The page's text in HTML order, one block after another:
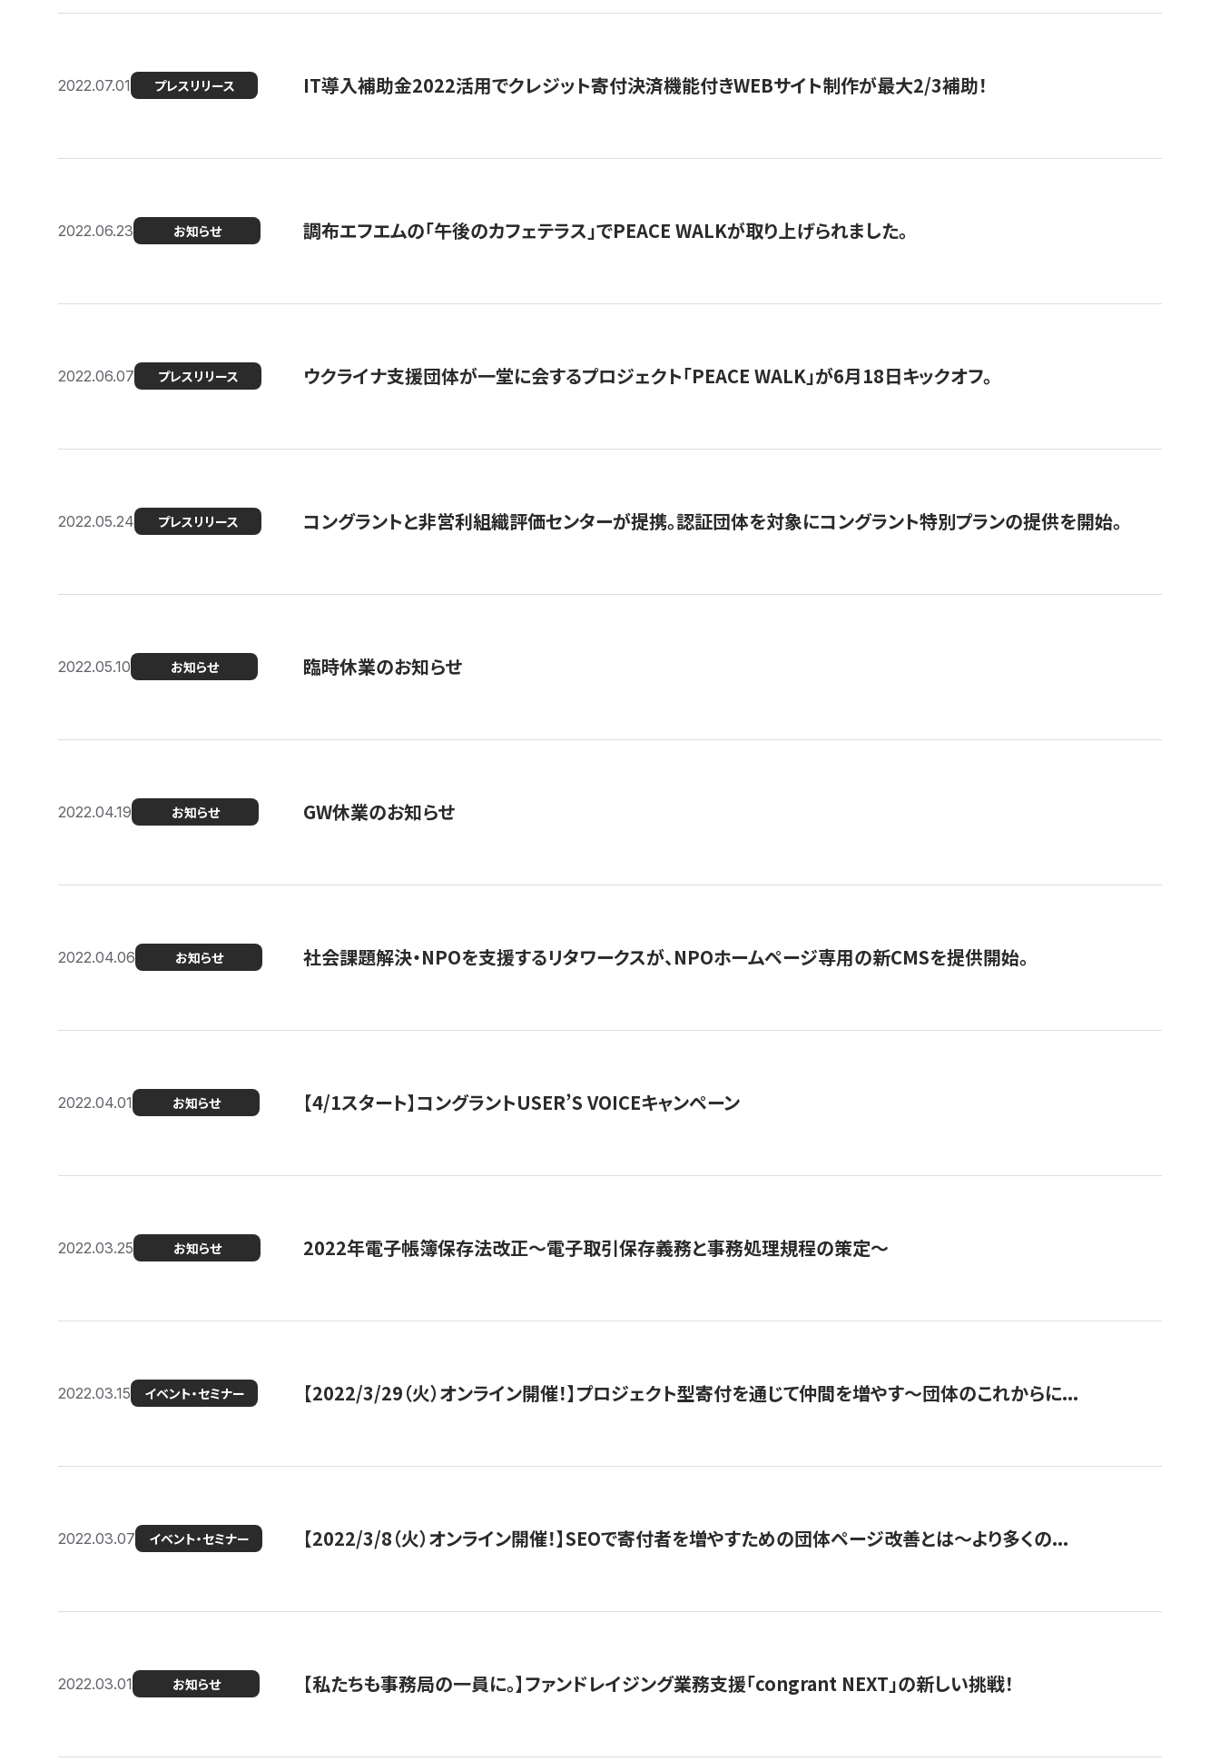
2022.07.01 プレスリリース IT導入補助金2022活用でクレジット寄付決済機能付きWEBサイト制作が最大2/3補助！
2022.06.23 お知らせ 調布エフエムの「午後のカフェテラス」でPEACE WALKが取り上げられました。
2022.06.07 プレスリリース ウクライナ支援団体が一堂に会するプロジェクト「PEACE WALK」が6月18日キックオフ。
2022.05.24 プレスリリース コングラントと非営利組織評価センターが提携。認証団体を対象にコングラント特別プランの提供を開始。
2022.05.10 お知らせ 臨時休業のお知らせ
2022.04.19 お知らせ GW休業のお知らせ
2022.04.06 お知らせ 社会課題解決・NPOを支援するリタワークスが、NPOホームページ専用の新CMSを提供開始。
2022.04.01 お知らせ 【4/1スタート】コングラントUSER’S VOICEキャンペーン
2022.03.25 お知らせ 2022年電子帳簿保存法改正～電子取引保存義務と事務処理規程の策定～
2022.03.15 イベント・セミナー 【2022/3/29（火）オンライン開催！】プロジェクト型寄付を通じて仲間を増やす～団体のこれからに...
2022.03.07 イベント・セミナー 【2022/3/8（火）オンライン開催！】SEOで寄付者を増やすための団体ページ改善とは～より多くの...
2022.03.01 お知らせ 【私たちも事務局の一員に。】ファンドレイジング業務支援「congrant NEXT」の新しい挑戦！